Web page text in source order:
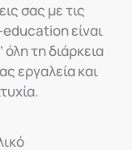
σας με τις
είναι
τη διάρκεια
εργαλεία και